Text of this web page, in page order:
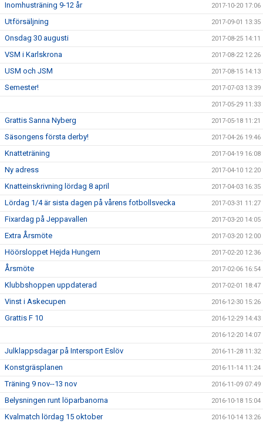
Inomhusträning 9-12 år 2017-10-20 17:06
Utförsäljning 2017-09-01 13:35
Onsdag 30 augusti 2017-08-25 14:11
VSM i Karlskrona 2017-08-22 12:26
USM och JSM 2017-08-15 14:13
Semester! 2017-07-03 13:39
2017-05-29 11:33
Grattis Sanna Nyberg 2017-05-18 11:21
Säsongens första derby! 2017-04-26 19:46
Knatteträning 2017-04-19 16:08
Ny adress 2017-04-10 12:20
Knatteinskrivning lördag 8 april 2017-04-03 16:35
Lördag 1/4 är sista dagen på vårens fotbollsvecka 2017-03-31 11:27
Fixardag på Jeppavallen 2017-03-20 14:05
Extra Årsmöte 2017-03-20 12:00
Höörsloppet Hejda Hungern 2017-02-20 12:36
Årsmöte 2017-02-06 16:54
Klubbshoppen uppdaterad 2017-02-01 18:47
Vinst i Askecupen 2016-12-30 15:26
Grattis F 10 2016-12-29 14:43
2016-12-20 14:07
Julklappsdagar på Intersport Eslöv 2016-11-28 11:32
Konstgräsplanen 2016-11-14 11:24
Träning 9 nov--13 nov 2016-11-09 07:49
Belysningen runt löparbanorna 2016-10-18 15:04
Kvalmatch lördag 15 oktober 2016-10-14 13:26